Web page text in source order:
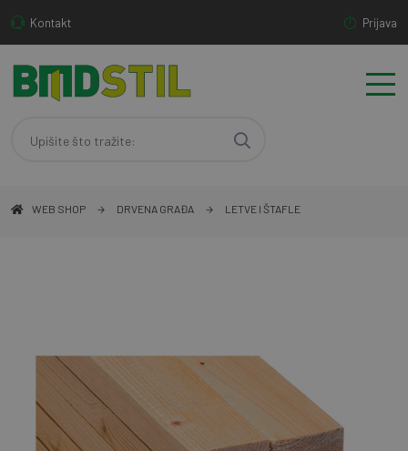
Kontakt Prijava
WEB SHOP DRVENA GRAĐA LETVE I ŠTAFLE